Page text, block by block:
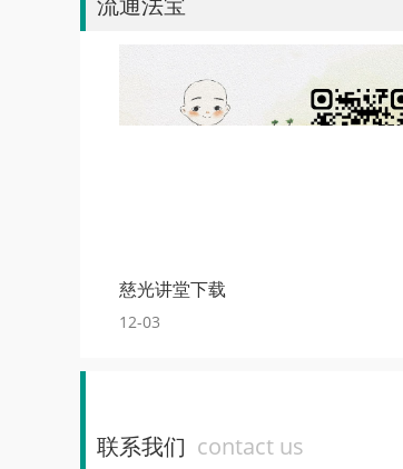
慈光讲堂下载
12-03
联系我们 contact us